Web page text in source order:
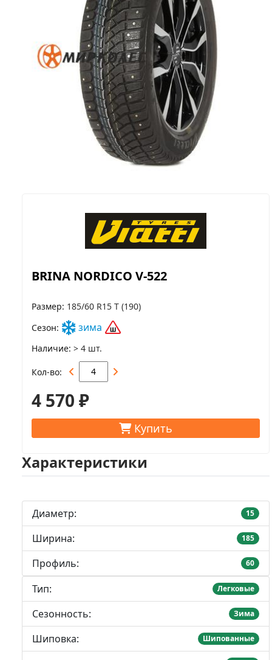
BRINA NORDICO V-522
Размер 185/60 R15 T (190)
Сезон
зима
Наличие > 4 шт.
Кол-во
4 570 ₽
Купить
Характеристики
Диаметр: 15
Ширина: 185
Профиль: 60
Тип: Легковые
Сезонность: Зима
Шиповка: Шипованные